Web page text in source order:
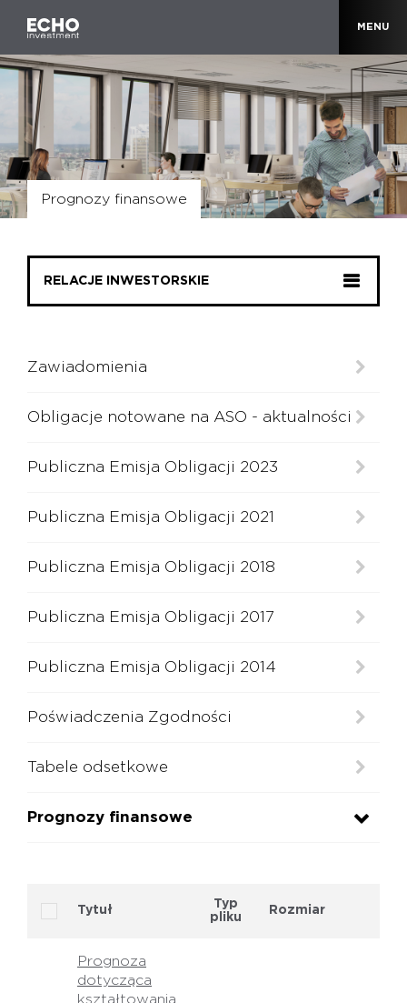
MENU
Prognozy finansowe
RELACJE INWESTORSKIE
Zawiadomienia
Obligacje notowane na ASO - aktualności
Publiczna Emisja Obligacji 2023
Publiczna Emisja Obligacji 2021
Publiczna Emisja Obligacji 2018
Publiczna Emisja Obligacji 2017
Publiczna Emisja Obligacji 2014
Poświadczenia Zgodności
Tabele odsetkowe
Prognozy finansowe
Tytuł
Typ
pliku
Rozmiar
Prognoza
dotycząca
kształtowania